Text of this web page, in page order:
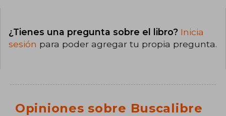
¿Tienes una pregunta sobre el libro? Inicia
sesión para poder agregar tu propia pregunta.
Opiniones sobre Buscalibre